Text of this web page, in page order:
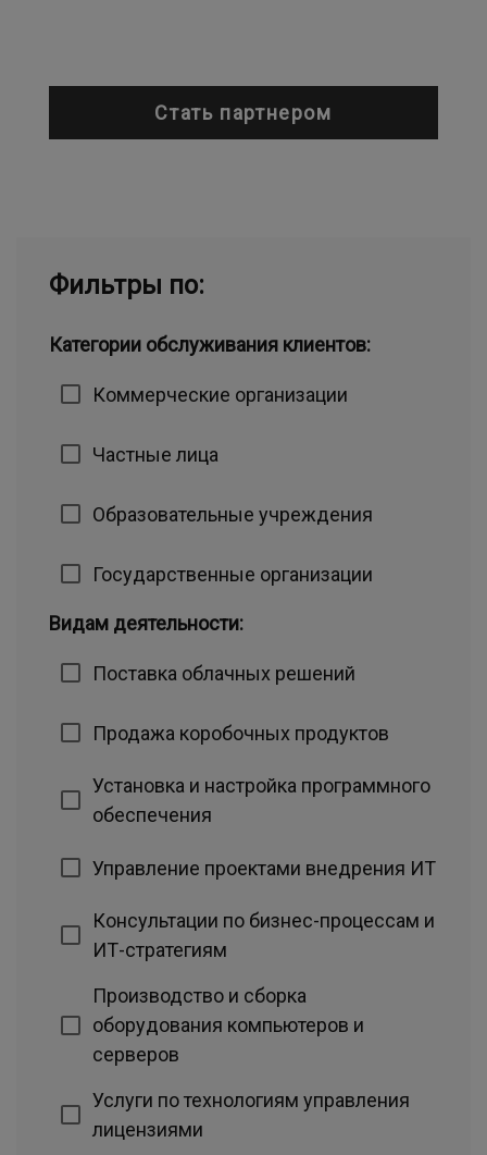
Стать партнером
Фильтры по:
Категории обслуживания клиентов:
Коммерческие организации
Частные лица
Образовательные учреждения
Государственные организации
Видам деятельности:
Поставка облачных решений
Продажа коробочных продуктов
Установка и настройка программного
обеспечения
Управление проектами внедрения ИТ
Консультации по бизнес-процессам и
ИТ-стратегиям
Производство и сборка
оборудования компьютеров и
серверов
Услуги по технологиям управления
лицензиями